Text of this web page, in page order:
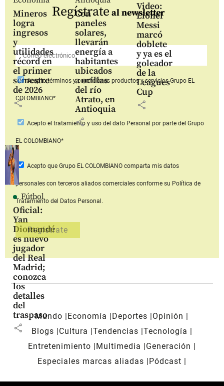
Mineros
logra
ingresos
y
utilidades
récord en
el primer
semestre
de 2026
share
Con
paneles
solares,
llevarán
energía a
habitantes
ubicados
a orillas
del río
Atrato, en
Antioquia
share
Video:
Lionel
Messi
marcó
doblete
y ya es el
goleador
de la
Leagues
Cup
share
Fútbol
Oficial:
Yan
Diomandé
es nuevo
jugador
del Real
Madrid;
conozca
los
detalles
del
traspaso
share
Regístrate al newsletter
Aceptotérminos y condiciones productos y serviciosGrupo EL
COLOMBIANO*
Acepto el tratamiento y uso del dato Personal por parte del Grupo
EL COLOMBIANO*
Acepto que Grupo EL COLOMBIANOcomparta mis datos
personales con terceros aliados comerciales conforme su Política de
Tratamiento del Datos Personal.
Mundo Economía Deportes
Opinión
Blogs
Cultura Tendencias Tecnología
Entretenimiento
Multimedia
Generación
Especiales marcas aliadas
Pódcast